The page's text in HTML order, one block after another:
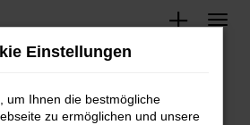
Fahrzeugbestand
Einstellungen
um Ihnen die bestmögliche
zu ermöglichen und unsere